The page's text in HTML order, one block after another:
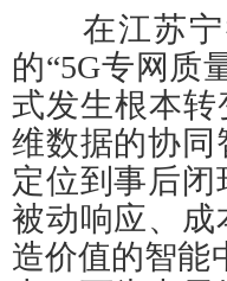
在江苏宁
的“5G专网质
式发生根本转
维数据的协
定位到事后
被动响应、
造价值的智能